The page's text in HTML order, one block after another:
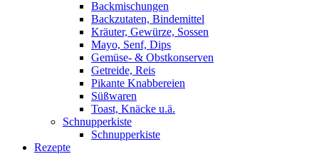
Backmischungen
Backzutaten, Bindemittel
Kräuter, Gewürze, Sossen
Mayo, Senf, Dips
Gemüse- & Obstkonserven
Getreide, Reis
Pikante Knabbereien
Süßwaren
Toast, Knäcke u.ä.
Schnupperkiste
Schnupperkiste
Rezepte